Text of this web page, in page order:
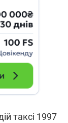
таксі 1997